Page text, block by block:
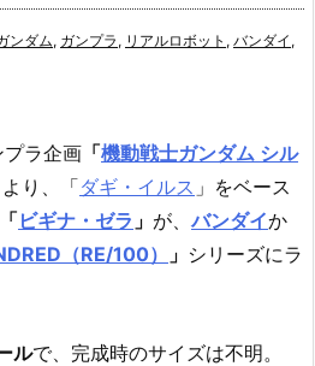
ンダム, ガンプラ , リアルロボット , バンダイ ,
ラ企画 「機動戦士ガンダム シル
より、「ダギ・イルス 」をベース
「 ビギナ・ゼラ 」 が、バンダイか
（RE/100） 」 シリーズにラ
ルで、完成時のサイズは不明。